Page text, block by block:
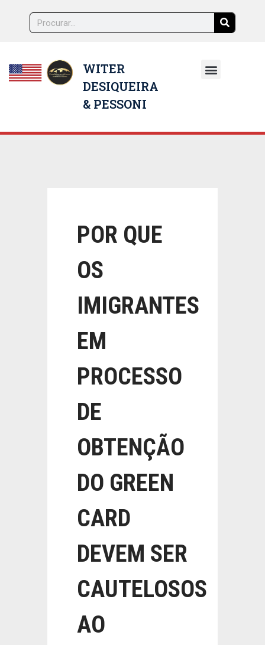
WITER
DESIQUEIRA
& PESSONI
POR QUE
OS
IMIGRANTES
EM
PROCESSO
DE
OBTENÇÃO
DO GREEN
CARD
DEVEM SER
CAUTELOSOS
AO